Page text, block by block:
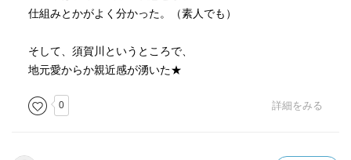
仕組みとかがよく分かった。（素人でも）
そして、須賀川というところで、
地元愛からか親近感が湧いた★
0 詳細をみる